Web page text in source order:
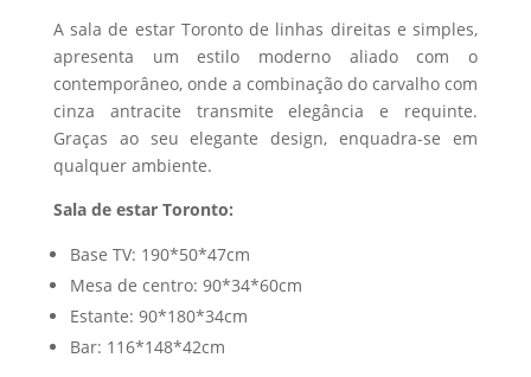
125,82 €
through
771,84 €
A sala de estar Toronto de linhas direitas e simples,
apresenta um estilo moderno aliado com o
contemporâneo, onde a combinação do carvalho com
cinza antracite transmite elegância e requinte.
Graças ao seu elegante design, enquadra-se em
qualquer ambiente.
Sala de estar Toronto:
Base TV: 190*50*47cm
Mesa de centro: 90*34*60cm
Estante: 90*180*34cm
Bar: 116*148*42cm